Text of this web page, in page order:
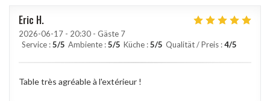
Eric H
2026-06-17 - 20:30 - Gäste 7
Service :5/5 Ambiente :5/5 Küche :5/5 Qualität / Preis :4/5
Table très agréable à l'extérieur !